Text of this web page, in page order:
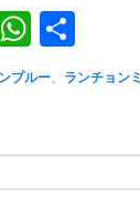
有
プルー ランチョン